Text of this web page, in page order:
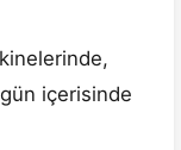
içerisinde